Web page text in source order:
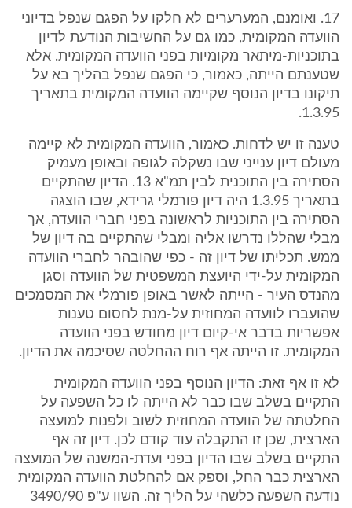
17. ואומנם, המערערים לא חלקו על הפגם שנפל בדיוני
הוועדה המקומית, כמו גם על החשיבות הנודעת לדיון
בתוכניות-מיתאר מקומיות בפני הוועדה המקומית. אלא
שטענתם הייתה, כאמור, כי הפגם שנפל בהליך בא על
תיקונו בדיון הנוסף שקיימה הוועדה המקומית בתאריך
1.3.95.
טענה זו יש לדחות. כאמור, הוועדה המקומית לא קיימה
מעולם דיון ענייני שבו נשקלה לגופה ובאופן מעמיק
הסתירה בין התוכנית לבין תמ"א 13. הדיון שהתקיים
בתאריך 1.3.95 היה דיון פורמלי גרידא, שבו הוצגה
הסתירה בין התוכניות לראשונה בפני חברי הוועדה, אך
מבלי שהללו נדרשו אליה ומבלי שהתקיים בה דיון של
ממש. תכליתו של דיון זה - כפי שהובהר לחברי הוועדה
המקומית על-ידי היועצת המשפטית של הוועדה וסגן
מהנדס העיר - הייתה לאשר באופן פורמלי את המסמכים
שהועברו לוועדה המחוזית על-מנת לחסום טענות
אפשריות בדבר אי-קיום דיון מחודש בפני הוועדה
המקומית. זו הייתה אף רוח ההחלטה שסיכמה את הדיון.
לא זו אף זאת: הדיון הנוסף בפני הוועדה המקומית
התקיים בשלב שבו כבר לא הייתה לו כל השפעה על
החלטתה של הוועדה המחוזית לשוב ולפנות למועצה
הארצית, שכן זו התקבלה עוד קודם לכן. דיון זה אף
התקיים בשלב שבו הדיון בפני ועדת-המשנה של המועצה
הארצית כבר החל, וספק אם להחלטת הוועדה המקומית
נודעה השפעה כלשהי על הליך זה. השוו ע"פ 3490/90